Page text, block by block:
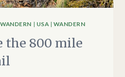
| USA |WANDERN
the 800 mile